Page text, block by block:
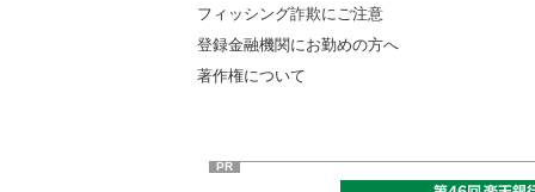
フィッシング詐欺にご注意
登録金融機関にお勤めの方へ
著作権について
PR